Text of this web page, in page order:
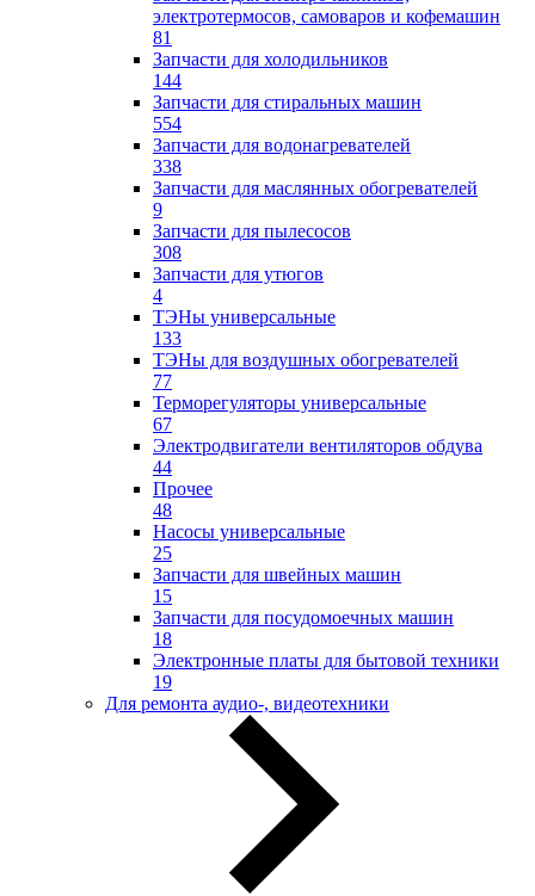
электротермосов, самоваров и кофемашин
81
Запчасти для холодильников
144
Запчасти для стиральных машин
554
Запчасти для водонагревателей
338
Запчасти для маслянных обогревателей
9
Запчасти для пылесосов
308
Запчасти для утюгов
4
ТЭНы универсальные
133
ТЭНы для воздушных обогревателей
77
Терморегуляторы универсальные
67
Электродвигатели вентиляторов обдува
44
Прочее
48
Насосы универсальные
25
Запчасти для швейных машин
15
Запчасти для посудомоечных машин
18
Электронные платы для бытовой техники
19
Для ремонта аудио-, видеотехники